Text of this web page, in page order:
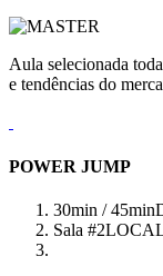
Aula selecionada
e tendências do
POWER JUMP
30min / 45min
Sala #2